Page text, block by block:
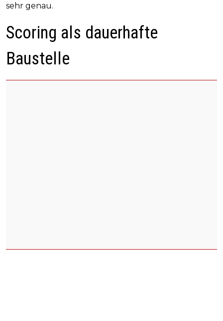
sehr genau.
Scoring als dauerhafte
Baustelle